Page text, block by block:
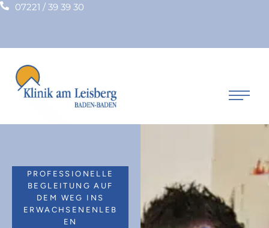
07221 / 39 39 30
PROFESSIONELLE
BEGLEITUNG AUF
DEM WEG INS
ERWACHSENENLEB
EN